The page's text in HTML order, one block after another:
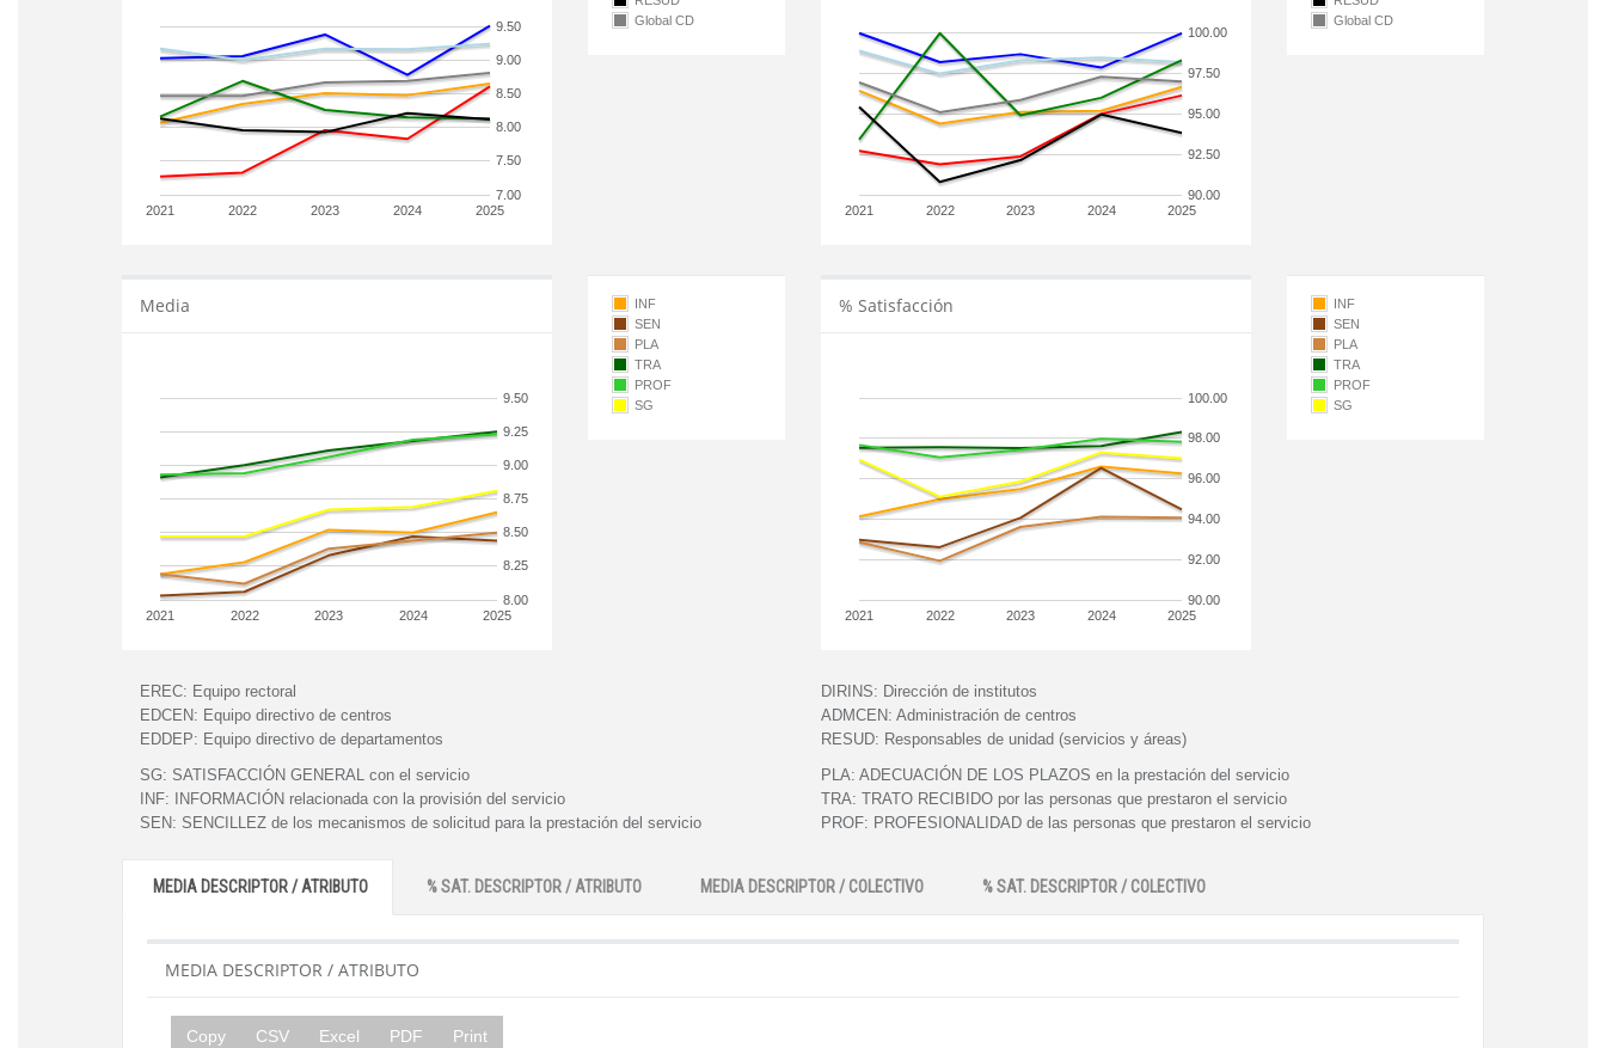
2021 2022 2023 2024 2025
7.00
7.50
8.00
8.50
9.00
9.50
Global CD
2021 2022 2023 2024 2025
90.00
92.50
95.00
97.50
100.00
Global CD
Media
2021 2022 2023 2024 2025
8.00
8.25
8.50
8.75
9.00
9.25
9.50
INF
SEN
PLA
TRA
PROF
SG
% Satisfacción
2021 2022 2023 2024 2025
90.00
92.00
94.00
96.00
98.00
100.00
INF
SEN
PLA
TRA
PROF
SG
EREC: Equipo rectoral
EDCEN: Equipo directivo de centros
EDDEP: Equipo directivo de departamentos
DIRINS: Dirección de institutos
ADMCEN: Administración de centros
RESUD: Responsables de unidad (servicios y áreas)
SG: SATISFACCIÓN GENERAL con el servicio
INF:
INFORMACIÓN relacionada con la provisión del servicio
SEN: SENCILLEZ de los mecanismos de solicitud para la prestación del servicio
PLA: ADECUACIÓN DE LOS PLAZOS en la prestación del servicio
TRA: TRATO RECIBIDO por las personas que prestaron el servicio
PROF: PROFESIONALIDAD de las personas que prestaron el servicio
MEDIA DESCRIPTOR / ATRIBUTO % SAT. DESCRIPTOR / ATRIBUTO MEDIA DESCRIPTOR / COLECTIVO % SAT. DESCRIPTOR / COLECTIVO
MEDIA DESCRIPTOR / ATRIBUTO
Copy CSV Excel PDF Print